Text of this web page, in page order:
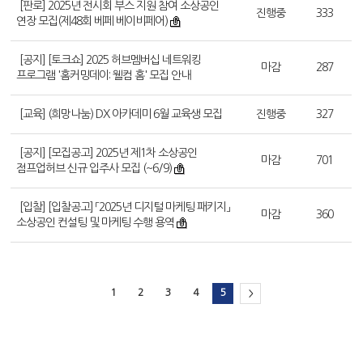
[판로] 2025년 전시회 부스 지원 참여 소상공인
연장 모집(제48회 베페 베이비페어)
진행중 333
[공지] [토크쇼] 2025 허브멤버십 네트워킹
프로그램 '홈커밍데이: 웰컴 홈' 모집 안내
마감 287
[교육] (희망나눔) DX 아카데미 6월 교육생 모집 진행중 327
[공지] [모집공고] 2025년 제1차 소상공인
점프업허브 신규 입주사 모집 (~6/9)
마감 701
[입찰] [입찰공고] 「2025년 디지털 마케팅 패키지」
소상공인 컨설팅 및 마케팅 수행 용역
마감 360
1 2 3 4 5 >